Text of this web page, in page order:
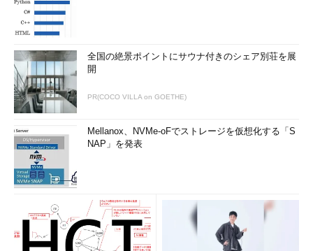
全国の絶景ポイントにサウナ付きのシェア別荘を展
開
PR(COCO VILLA on GOETHE)
Mellanox、NVMe-oFでストレージを仮想化する「S
NAP」を発表